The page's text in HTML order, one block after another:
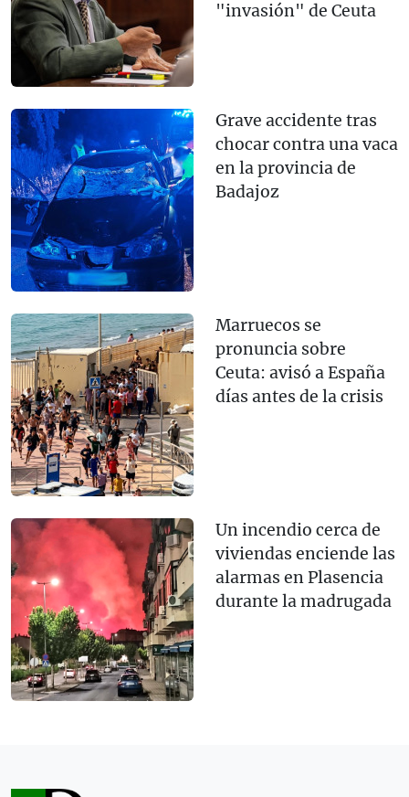
"invasión" de Ceuta
Grave accidente tras
chocar contra una vaca
en la provincia de
Badajoz
Marruecos se
pronuncia sobre
Ceuta: avisó a España
días antes de la crisis
Un incendio cerca de
viviendas enciende las
alarmas en Plasencia
durante la madrugada